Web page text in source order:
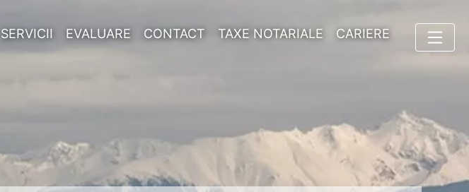
SERVICII EVALUARE CONTACT TAXE NOTARIALE CARIERE